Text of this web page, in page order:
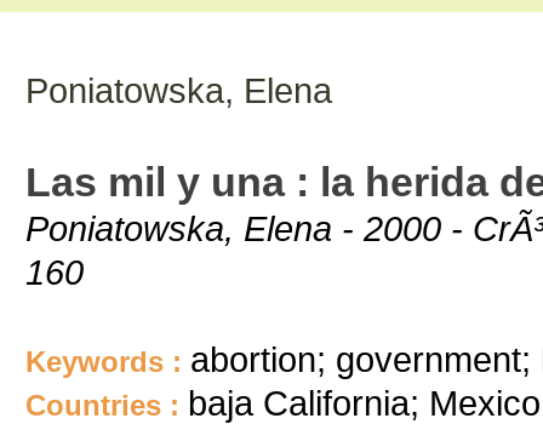
Poniatowska, Elena
Las mil y una : la herida
Poniatowska, Elena - 2000 -
160
Keywords : abortion;
Countries : baja California; Mexico